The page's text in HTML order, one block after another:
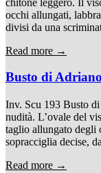
occhi allungati,
divisi da una
Read more →
Busto di Adriano
Inv. Scu 193 Busto
nudità. L’ovale del
taglio allungato degli
sopracciglia decise,
Read more →